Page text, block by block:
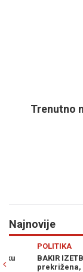
Trenutno
Najnovije
POLITIKA
BAKIR
prekrižena,